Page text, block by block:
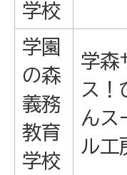
学校
学園
の森
義務
教育
学校
学森
ス！
んス
ル工